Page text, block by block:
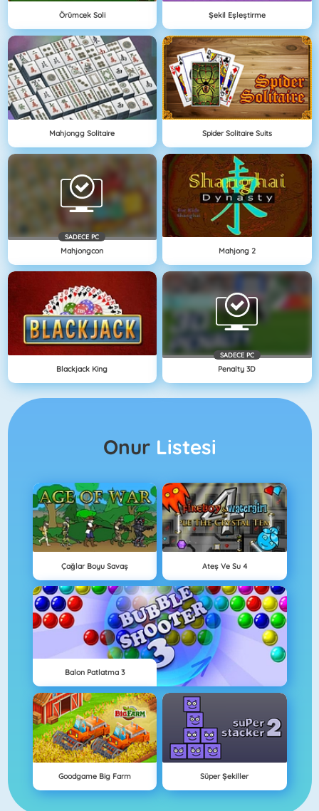
Örümcek Soli Şekil Eşleştirme
Mahjongg Solitaire Spider Solitaire Suits
SADECE PC
Mahjongcon Mahjong 2
Blackjack King
SADECE PC
Penalty 3D
Onur Listesi
Çağlar Boyu Savaş Ateş Ve Su 4
Balon Patlatma 3
Goodgame Big Farm Süper Şekiller